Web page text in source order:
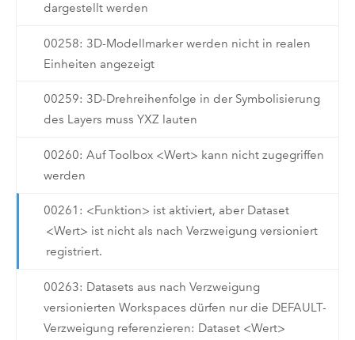
dargestellt werden
00258: 3D-Modellmarker werden nicht in realen
Einheiten angezeigt
00259: 3D-Drehreihenfolge in der Symbolisierung
des Layers muss YXZ lauten
00260: Auf Toolbox <Wert> kann nicht zugegriffen
werden
00261: <Funktion> ist aktiviert, aber Dataset
<Wert> ist nicht als nach Verzweigung versioniert
registriert.
00263: Datasets aus nach Verzweigung
versionierten Workspaces dürfen nur die DEFAULT-
Verzweigung referenzieren: Dataset <Wert>